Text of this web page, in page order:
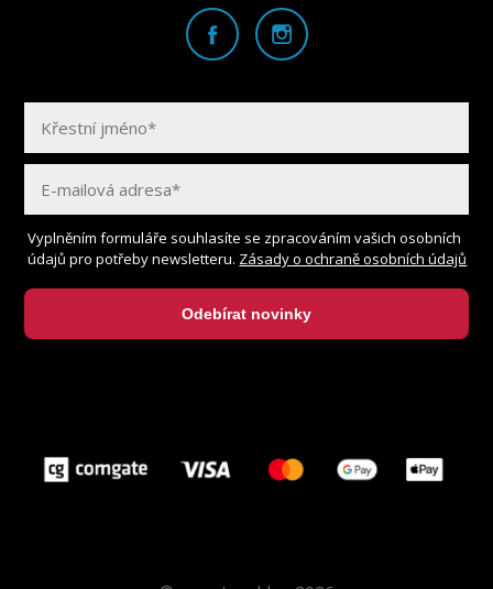
Vyplněním formuláře souhlasíte se zpracováním vašich osobních
údajů pro potřeby newsletteru. Zásady o ochraně osobních údajů
Odebírat novinky